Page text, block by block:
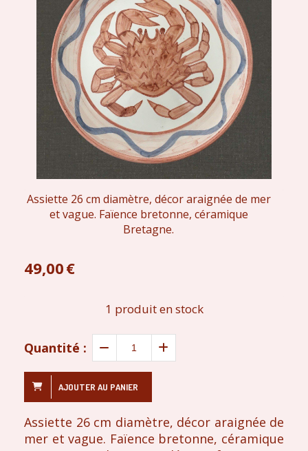
Assiette 26 cm diamètre, décor araignée de mer
et vague. Faïence bretonne, céramique
Bretagne.
49,00€
1 produit en stock
Quantité :
AJOUTER AU PANIER
Assiette 26 cm diamètre, décor araignée de
mer et vague. Faïence bretonne, céramique